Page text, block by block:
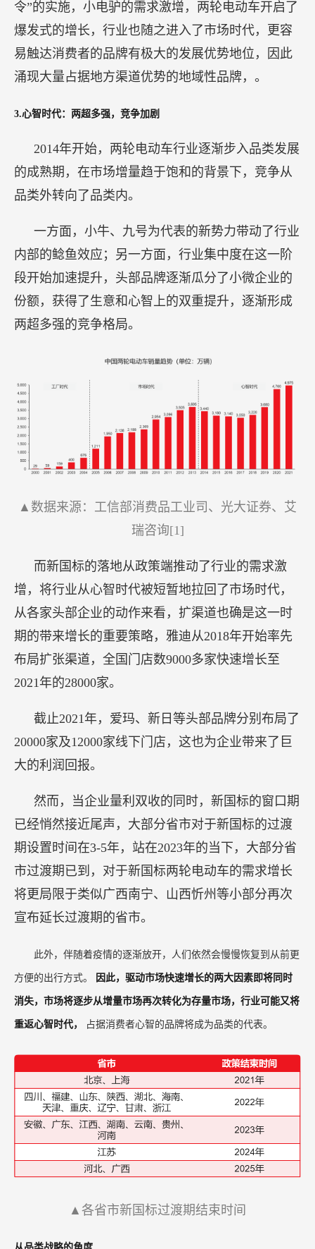
令”的实施，小电驴的需求激增，两轮电动车开启了
爆发式的增长，行业也随之进入了市场时代，更容
易触达消费者的品牌有极大的发展优势地位，因此
涌现大量占据地方渠道优势的地域性品牌，。
3.心智时代：两超多强，竞争加剧
2014年开始，两轮电动车行业逐渐步入品类发展
的成熟期，在市场增量趋于饱和的背景下，竞争从
品类外转向了品类内。
一方面，小牛、九号为代表的新势力带动了行业
内部的鲶鱼效应；另一方面，行业集中度在这一阶
段开始加速提升，头部品牌逐渐瓜分了小微企业的
份额，获得了生意和心智上的双重提升，逐渐形成
两超多强的竞争格局。
▲数据来源：工信部消费品工业司、光大证券、艾
瑞咨询[1]
而新国标的落地从政策端推动了行业的需求激
增，将行业从心智时代被短暂地拉回了市场时代，
从各家头部企业的动作来看，扩渠道也确是这一时
期的带来增长的重要策略，雅迪从2018年开始率先
布局扩张渠道，全国门店数9000多家快速增长至
2021年的28000家。
截止2021年，爱玛、新日等头部品牌分别布局了
20000家及12000家线下门店，这也为企业带来了巨
大的利润回报。
然而，当企业量利双收的同时，新国标的窗口期
已经悄然接近尾声，大部分省市对于新国标的过渡
期设置时间在3-5年，站在2023年的当下，大部分省
市过渡期已到，对于新国标两轮电动车的需求增长
将更局限于类似广西南宁、山西忻州等小部分再次
宣布延长过渡期的省市。
此外，伴随着疫情的逐渐放开，人们依然会慢慢恢复到从前更
方便的出行方式。 因此，驱动市场快速增长的两大因素即将同时
消失，市场将逐步从增量市场再次转化为存量市场，行业可能又将
重返心智时代， 占据消费者心智的品牌将成为品类的代表。
▲各省市新国标过渡期结束时间